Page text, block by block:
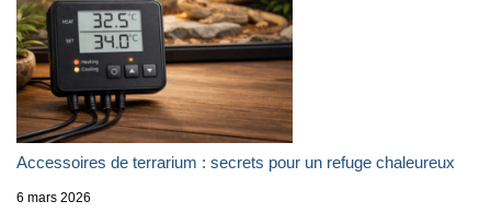
Accessoires de terrarium : secrets pour un refuge chaleureux
6 mars 2026